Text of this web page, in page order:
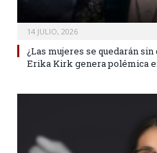
14 JULIO, 2026
¿Las mujeres se quedarán
Erika Kirk genera polémica